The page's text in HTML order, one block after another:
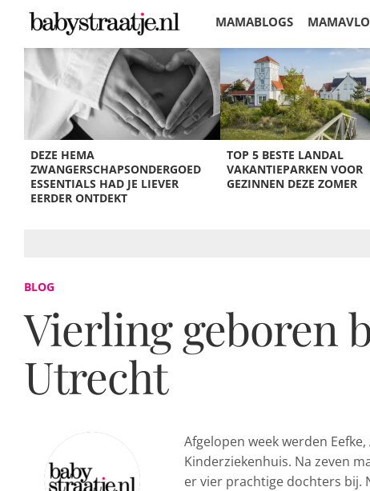
MAMABLOGS
KORTINGEN
DEZE HEMA
ZWANGERSCHAPSONDERGOED
ESSENTIALS HAD JE LIEVER
EERDER ONTDEKT
TOP 5 BESTE LANDAL
VAKANTIEPARKEN VOOR
GEZINNEN DEZE ZOMER
BLOG
Vierling geboren
Utrecht
Afgelopen week werden
Kinderziekenhuis. Na zeven
er vier prachtige dochters bij.